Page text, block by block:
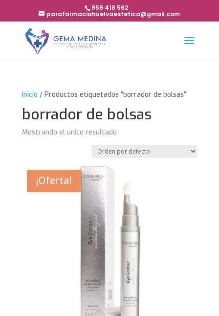
959 418 562
parafarmaciahuelvaestetica@gmail.com
Inicio / Productos etiquetados “borrador de bolsas”
borrador de bolsas
Mostrando el único resultado
¡Oferta!